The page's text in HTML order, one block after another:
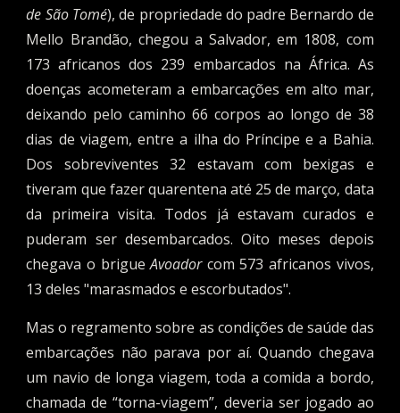
de São Tomé), de propriedade do padre Bernardo de
Mello Brandão, chegou a Salvador, em 1808, com
173 africanos dos 239 embarcados na África. As
doenças acometeram a embarcações em alto mar,
deixando pelo caminho 66 corpos ao longo de 38
dias de viagem, entre a ilha do Príncipe e a Bahia.
Dos sobreviventes 32 estavam com bexigas e
tiveram que fazer quarentena até 25 de março, data
da primeira visita. Todos já estavam curados e
puderam ser desembarcados. Oito meses depois
chegava o brigueAvoadorcom 573 africanos vivos,
13 deles "marasmados e escorbutados".
Mas o regramento sobre as condições de saúde das
embarcações não parava por aí. Quando chegava
um navio de longa viagem, toda a comida a bordo,
chamada de “torna-viagem”, deveria ser jogado ao